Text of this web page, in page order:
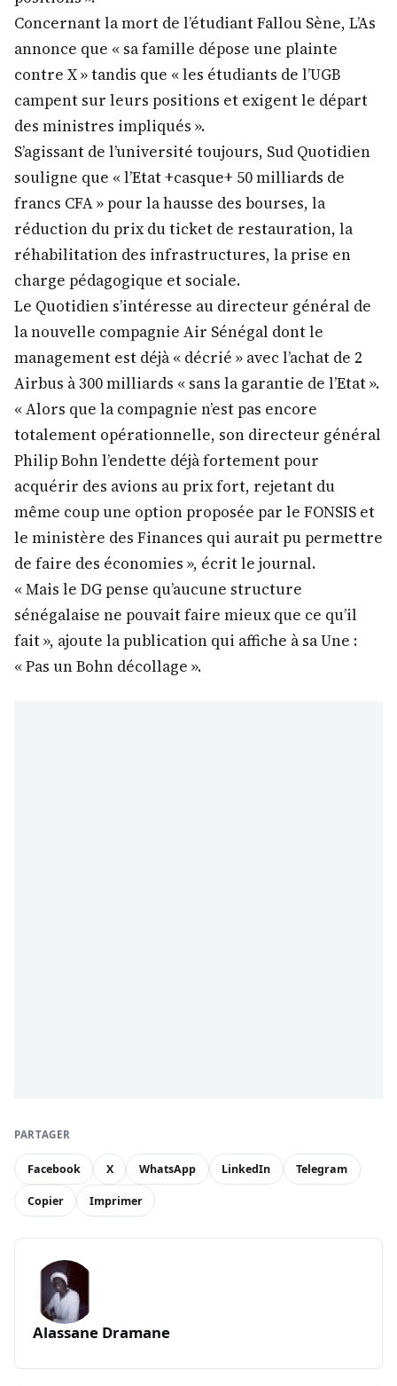
Concernant la mort de l’étudiant Fallou Sène, L’As
annonce que « sa famille dépose une plainte
contre X » tandis que « les étudiants de l’UGB
campent sur leurs positions et exigent le départ
des ministres impliqués ».
S’agissant de l’université toujours, Sud Quotidien
souligne que « l’Etat +casque+ 50 milliards de
francs CFA » pour la hausse des bourses, la
réduction du prix du ticket de restauration, la
réhabilitation des infrastructures, la prise en
charge pédagogique et sociale.
Le Quotidien s’intéresse au directeur général de
la nouvelle compagnie Air Sénégal dont le
management est déjà « décrié » avec l’achat de 2
Airbus à 300 milliards « sans la garantie de l’Etat ».
« Alors que la compagnie n’est pas encore
totalement opérationnelle, son directeur général
Philip Bohn l’endette déjà fortement pour
acquérir des avions au prix fort, rejetant du
même coup une option proposée par le FONSIS et
le ministère des Finances qui aurait pu permettre
de faire des économies », écrit le journal.
« Mais le DG pense qu’aucune structure
sénégalaise ne pouvait faire mieux que ce qu’il
fait », ajoute la publication qui affiche à sa Une :
« Pas un Bohn décollage ».
PARTAGER
Facebook X WhatsApp LinkedIn Telegram
Copier Imprimer
Alassane Dramane